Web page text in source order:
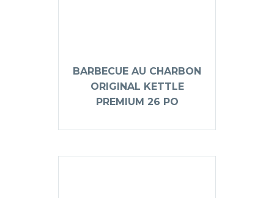
BARBECUE AU CHARBON
ORIGINAL KETTLE
PREMIUM 26 PO